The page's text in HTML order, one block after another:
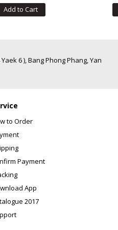
Add to Cart
6 ), Bang Phong Phang, Yan
to Order
Payment
App
2017